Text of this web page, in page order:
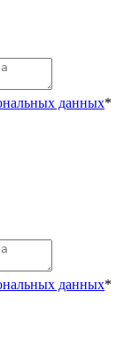
данных*
данных*